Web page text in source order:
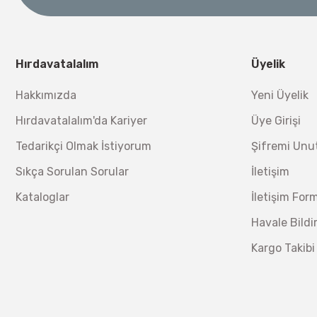
Lüdecke
Lüdecke ES13T Stoper Kaplin Hava Hortum 13 mm
Ücretsiz Nakliye
Hırdavatalalım
Hakkımızda
Hırdavatalalım'da Kariyer
Tedarikçi Olmak İstiyorum
Sıkça Sorulan Sorular
Kataloglar
Üyelik
Yeni Üyelik
Üye Girişi
Şifremi
İletişim
İletişim
Havale
Kargo Takibi